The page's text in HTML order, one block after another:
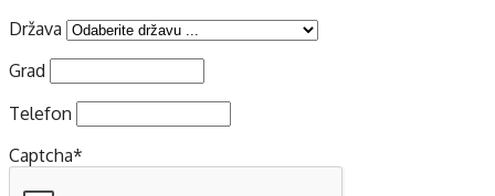
Država
Grad
Telefon
Captcha*